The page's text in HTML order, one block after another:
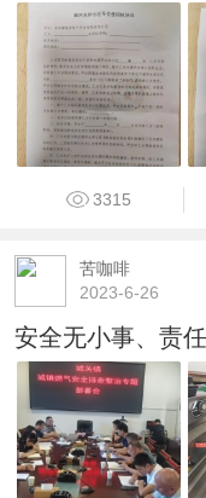
3315
苦咖啡
2023-6-26
安全无小事、责